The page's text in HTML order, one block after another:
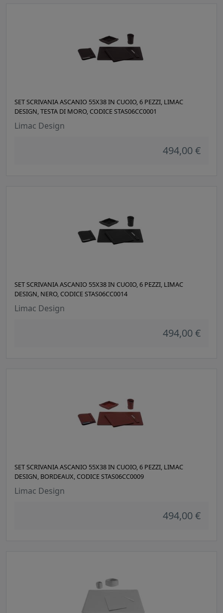
SET SCRIVANIA ASCANIO 55X38 IN CUOIO, 6 PEZZI, LIMAC
DESIGN, TESTA DI MORO, CODICE STAS06CC0001
Limac Design
494,00 €
SET SCRIVANIA ASCANIO 55X38 IN CUOIO, 6 PEZZI, LIMAC
DESIGN, NERO, CODICE STAS06CC0014
Limac Design
494,00 €
SET SCRIVANIA ASCANIO 55X38 IN CUOIO, 6 PEZZI, LIMAC
DESIGN, BORDEAUX, CODICE STAS06CC0009
Limac Design
494,00 €